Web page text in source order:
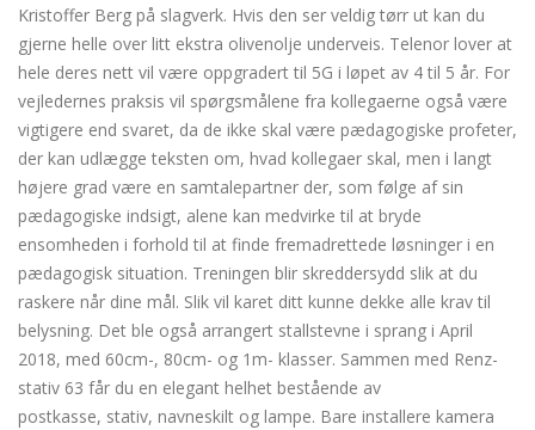
Kristoffer Berg på slagverk. Hvis den ser veldig tørr ut kan du
gjerne helle over litt ekstra olivenolje underveis. Telenor lover at
hele deres nett vil være oppgradert til 5G i løpet av 4 til 5 år. For
vejledernes praksis vil spørgsmålene fra kollegaerne også være
vigtigere end svaret, da de ikke skal være pædagogiske profeter,
der kan udlægge teksten om, hvad kollegaer skal, men i langt
højere grad være en samtalepartner der, som følge af sin
pædagogiske indsigt, alene kan medvirke til at bryde
ensomheden i forhold til at finde fremadrettede løsninger i en
pædagogisk situation. Treningen blir skreddersydd slik at du
raskere når dine mål. Slik vil karet ditt kunne dekke alle krav til
belysning. Det ble også arrangert stallstevne i sprang i April
2018, med 60cm-, 80cm- og 1m- klasser. Sammen med Renz-
stativ 63 får du en elegant helhet bestående av
postkasse, stativ, navneskilt og lampe. Bare installere kamera